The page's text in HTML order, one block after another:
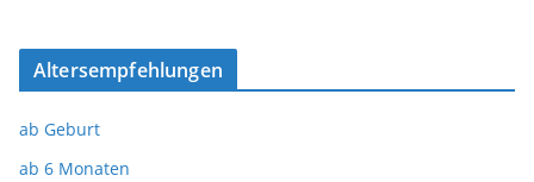
Altersempfehlungen
ab Geburt
ab 6 Monaten